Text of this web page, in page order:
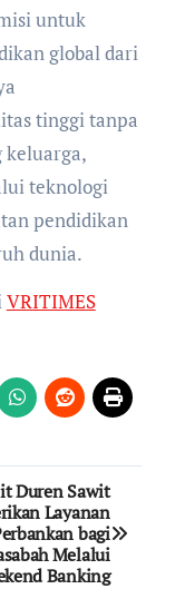
untuk
global dari
tinggi tanpa
keluarga,
teknologi
pendidikan
dunia.
VRITIMES
Duren Sawit
Layanan
bagi
Melalui
Banking